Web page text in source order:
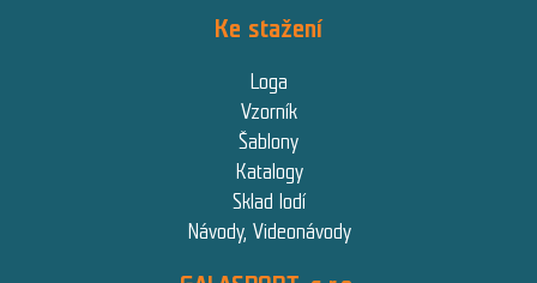
Ke stažení
Loga
Vzorník
Šablony
Katalogy
Sklad lodí
Návody, Videonávody